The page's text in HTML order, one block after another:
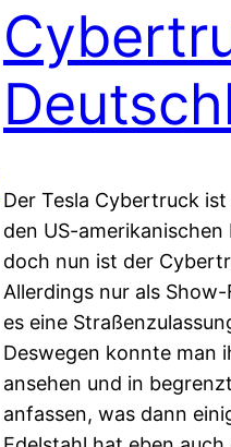
Der Tesla Cybertruck
den US-
doch nun ist der
Allerdings nur als
es eine
Deswegen konnte man
ansehen und in
anfassen, was dann